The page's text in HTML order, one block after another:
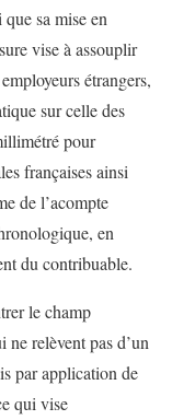
sa mise en
vise à assouplir
étrangers,
sur celle des
pour
françaises ainsi
de l’acompte
en
du contribuable.
le champ
relèvent pas d’un
par application de
qui vise